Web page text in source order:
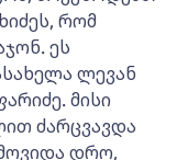
რომ
ეს
ლევან
მისი
ძარცვავდა
დრო,